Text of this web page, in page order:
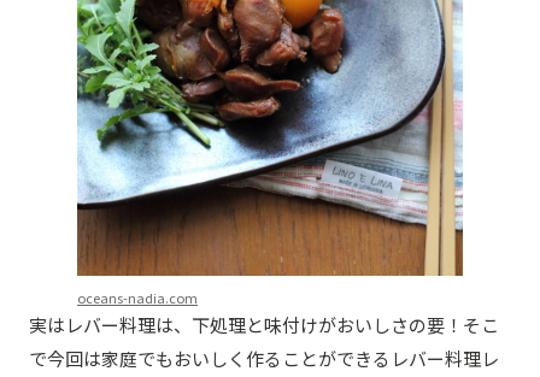
oceans-nadia.com
実はレバー料理は、下処理と味付けがおいしさの要！そこ
で今回は家庭でもおいしく作ることができるレバー料理レ